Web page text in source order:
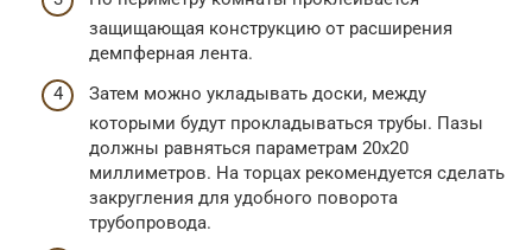
защищающая конструкцию от расширения
демпферная лента.
Затем можно укладывать доски, между
которыми будут прокладываться трубы. Пазы
должны равняться параметрам 20х20
миллиметров. На торцах рекомендуется сделать
закругления для удобного поворота
трубопровода.